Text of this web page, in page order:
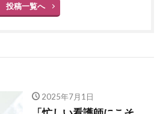
投稿一覧へ
2025年7月1日